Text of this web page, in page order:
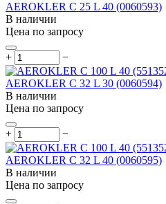
AEROKLER C 25 L 40 (0060593)
В наличии
Цена по запросу
+ −
AEROKLER C 32 L 30 (0060594)
В наличии
Цена по запросу
+ −
AEROKLER C 32 L 40 (0060595)
В наличии
Цена по запросу